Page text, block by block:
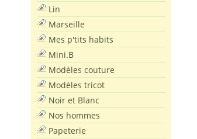
Lin
Marseille
Mes p'tits habits
Mini.B
Modèles couture
Modèles tricot
Noir et Blanc
Nos hommes
Papeterie